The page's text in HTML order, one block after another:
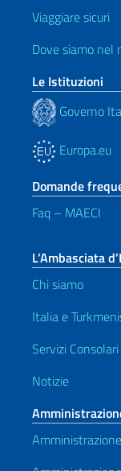
Viaggiare sicuri
Dove siamo nel
Le Istituzioni
Governo
Europa.eu
Domande
Faq – MAECI
L’Ambasciata
Chi siamo
Italia e
Servizi
Notizie